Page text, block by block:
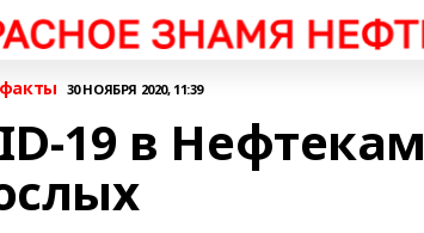
30 НОЯБРЯ 2020, 11:39
19 в